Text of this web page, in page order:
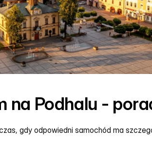
na Podhalu -
gdy odpowiedni samochód ma